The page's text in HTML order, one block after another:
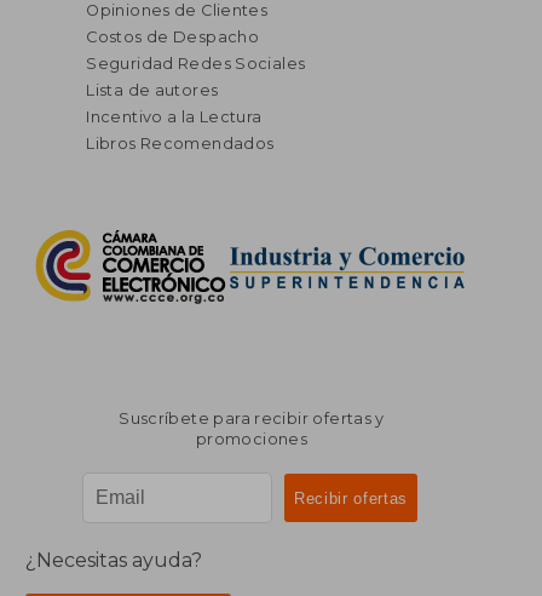
Opiniones de Clientes
Costos de Despacho
Seguridad Redes Sociales
Lista de autores
Incentivo a la Lectura
Libros Recomendados
Suscríbete para recibir ofertas y
promociones
¿Necesitas ayuda?